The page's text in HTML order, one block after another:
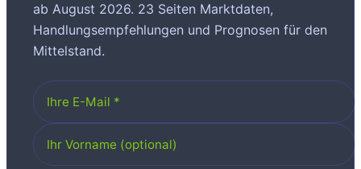
ab August 2026. 23 Seiten Marktdaten,
Handlungsempfehlungen und Prognosen für den
Mittelstand.